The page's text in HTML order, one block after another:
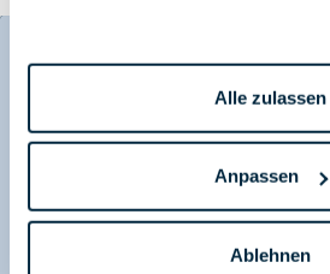
Alle zulassen
Anpassen
Ablehnen